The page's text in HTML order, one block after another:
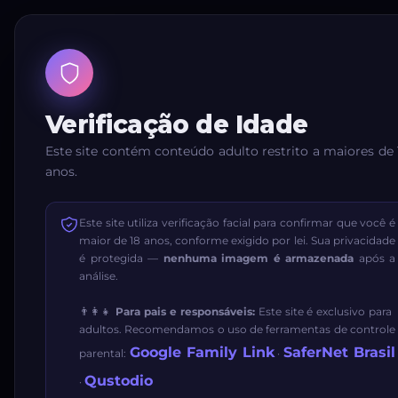
Verificação de Idade
Este site contém conteúdo adulto restrito a maiores de
anos.
Este site utiliza verificação facial para confirmar que você é
maior de 18 anos, conforme exigido por lei. Sua privacidade
é protegida — nenhuma imagem é armazenada após a
análise.
👨‍👩‍👧 Para pais e responsáveis:Este site é exclusivo para
adultos. Recomendamos o uso de ferramentas de controle
parental: Google Family Link·SaferNet Brasil
· Qustodio